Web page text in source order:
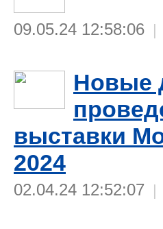
09.05.24 12:58:06 |
Новые
выставки
2024
02.04.24 12:52:07 |